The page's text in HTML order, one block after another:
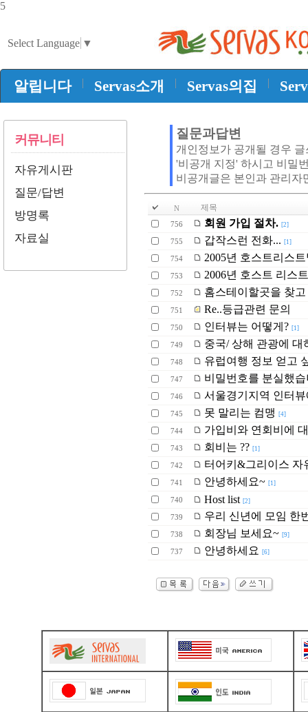
5
Select Language ▼
알립니다 | Servas소개 | Servas의집 |
커뮤니티
자유게시판
질문/답변
방명록
자료실
질문과답변
개인정보가 공개될 경우
'비공개 지정' 하시고 비밀
비공개글은 본인과 관리자
N 제목
756 회원 가입 절차. [2]
755 갑작스런 전화... [1]
754 2005년 호스트리스
753 2006년 호스트 리스
752 홈스테이할곳을 찾
751 Re..등급관련 문의
750 인터뷰는 어떻게? [1]
749 중국/ 상해 관광에 대
748 유럽여행 정보 얻고
747 비밀번호를 분실했습
746 서울경기지역 인터
745 못 말리는 컴맹 [4]
744 가입비와 연회비에
743 회비는 ?? [1]
742 터어키&그리이스 자
741 안녕하세요~ [1]
740 Host list [2]
739 우리 신년에 모임 한
738 회장님 보세요~ [9]
737 안녕하세요 [6]